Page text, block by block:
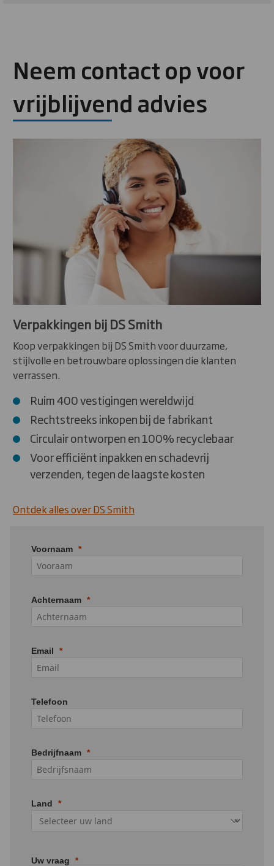
Neem contact op voor
vrijblijvend advies
Verpakkingen bij DS Smith
Koop verpakkingen bij DS Smith voor duurzame,
stijlvolle en betrouwbare oplossingen die klanten
verrassen.
Ruim 400 vestigingen wereldwijd
Rechtstreeks inkopen bij de fabrikant
Circulair ontworpen en 100% recyclebaar
Voor efficiënt inpakken en schadevrij
verzenden, tegen de laagste kosten
Ontdek alles over DS Smith
Voornaam
Achternaam
Email
Telefoon
Bedrijfnaam
Land
Uw vraag